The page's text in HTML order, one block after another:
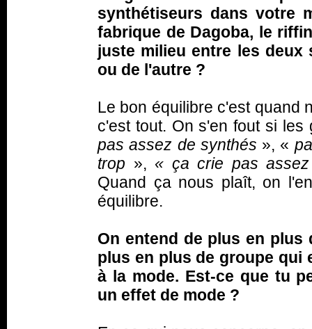
synthétiseurs dans votre
fabrique de Dagoba, le
juste milieu entre les deux
ou de l'autre ?
Le bon équilibre c'est quand
c'est tout. On s'en fout si
pas assez de synthés », «
trop », « ça crie pas assez
Quand ça nous plaît, on
équilibre.
On entend de plus en
plus en plus de groupe qui
à la mode. Est-ce que tu
un effet de mode ?